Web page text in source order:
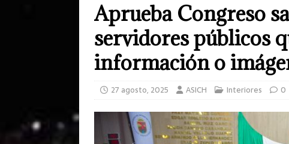
Aprueba Congreso
servidores públicos
información o
27 agosto, 2025 ASICH Interiores 0